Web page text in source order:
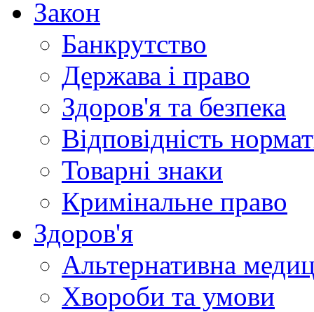
Закон
Банкрутство
Держава і право
Здоров'я та безпека
Відповідність
Товарні знаки
Кримінальне право
Здоров'я
Альтернативна
Хвороби та умови